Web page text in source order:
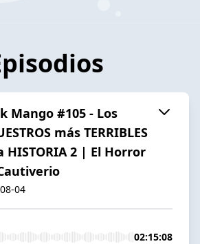
Mango #105 - Los
más TERRIBLES
HISTORIA 2 | El Horror
04
02:15:08